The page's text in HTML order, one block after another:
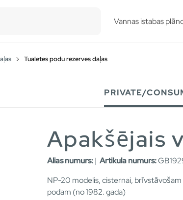
Vannas istabas
Tualetes podu rezerves daļas
PRIVATE/
Apakšējais
Alias numurs:| Artikula numurs:
NP-20 modelis, cisternai,
podam (no 1982. gada)